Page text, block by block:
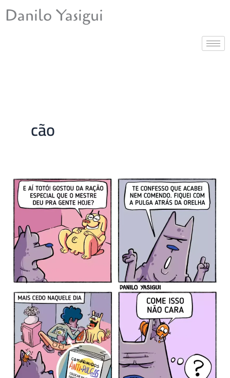
para
Danilo Yasigui
cão